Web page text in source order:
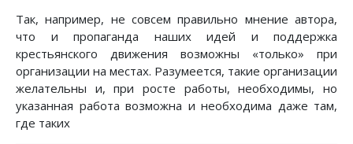
Так, например, не совсем правильно мнение автора,
что и пропаганда наших идей и поддержка
крестьянского движения возможны «только» при
организации на местах. Разумеется, такие организации
желательны и, при росте работы, необходимы, но
указанная работа возможна и необходима даже там,
где таких